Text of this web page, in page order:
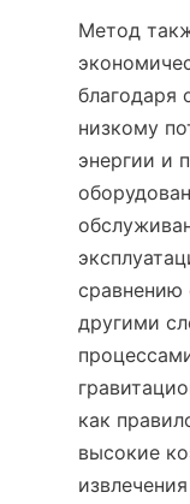
Метод
благодаря
низкому
энергии и
сравнению
другими
как
высокие